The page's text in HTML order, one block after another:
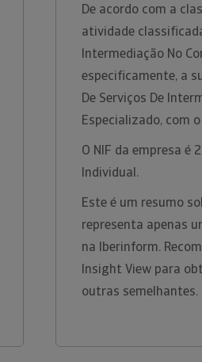
De acordo com a
atividade
Intermediação No
especificamente, a
De Serviços De
Especializado, com
O NIF da empresa é
Individual.
Este é um resumo
representa apenas
na Iberinform.
Insight View para
outras semelhantes.